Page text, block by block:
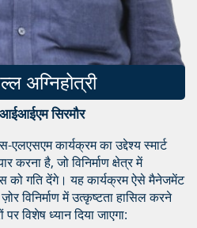
अग्निहोत्री
सिरमौर
कार्यक्रम का उद्देश्य स्मार्ट
करना है, जो विनिर्माण क्षेत्र में
को गति देंगे। यह कार्यक्रम ऐसे मैनेजमेंट
विनिर्माण में उत्कृष्टता हासिल करने
विशेष ध्यान दिया जाएगा: